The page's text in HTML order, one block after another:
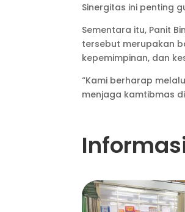
Sinergitas ini penting
Sementara itu, Panit
tersebut merupakan
kepemimpinan, dan
“Kami berharap
menjaga kamtibmas